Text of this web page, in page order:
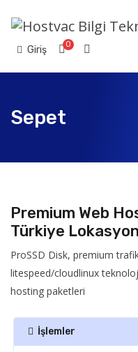
Giriş 0Sepet
Sepet
Premium Web
Türkiye
ProSSD Disk, premium
litespeed/cloudlinux
hosting paketleri
İşlemler